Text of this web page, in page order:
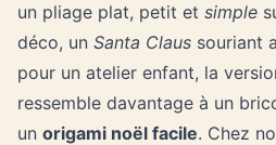
un pliage plat, petit et simple
déco, un Santa Claus souriant
pour un atelier enfant, la
ressemble davantage à un
un origami noël facile. Chez